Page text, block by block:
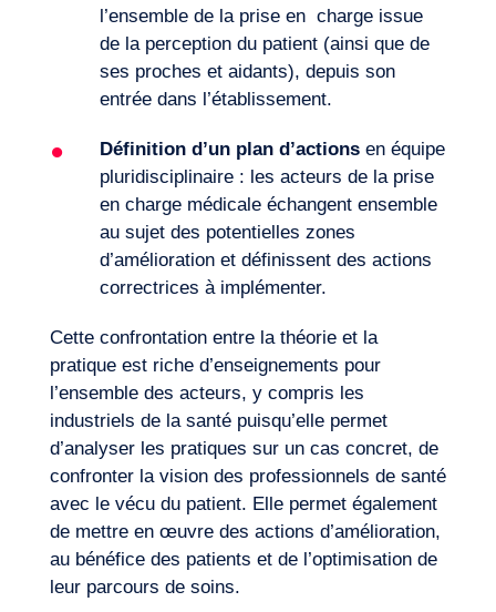
l’ensemble de la prise en charge issue
de la perception du patient (ainsi que de
ses proches et aidants), depuis son
entrée dans l’établissement.
Définition d’un plan d’actionsen équipe
pluridisciplinaire : les acteurs de la prise
en charge médicale échangent ensemble
au sujet des potentielles zones
d’amélioration et définissent des actions
correctrices à implémenter.
Cette confrontation entre la théorie et la
pratique est riche d’enseignements pour
l’ensemble des acteurs, y compris les
industriels de la santé puisqu’elle permet
d’analyser les pratiques sur un cas concret, de
confronter la vision des professionnels de santé
avec le vécu du patient. Elle permet également
de mettre en œuvre des actions d’amélioration,
au bénéfice des patients et de l’optimisation de
leur parcours de soins.